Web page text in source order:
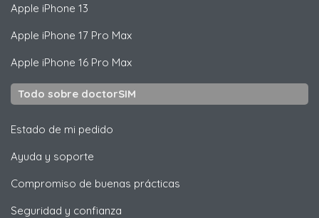
Apple iPhone 13
Apple iPhone 17 Pro Max
Apple iPhone 16 Pro Max
Todo sobre doctorSIM
Estado de mi pedido
Ayuda y soporte
Compromiso de buenas prácticas
Seguridad y confianza